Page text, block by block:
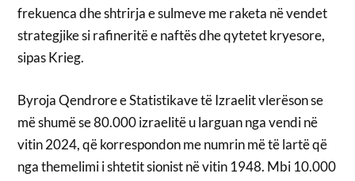
frekuenca dhe shtrirja e sulmeve me raketa në vendet
strategjike si rafineritë e naftës dhe qytetet kryesore,
sipas Krieg.
Byroja Qendrore e Statistikave të Izraelit vlerëson se
më shumë se 80.000 izraelitë u larguan nga vendi në
vitin 2024, që korrespondon me numrin më të lartë që
nga themelimi i shtetit sionist në vitin 1948. Mbi 10.000